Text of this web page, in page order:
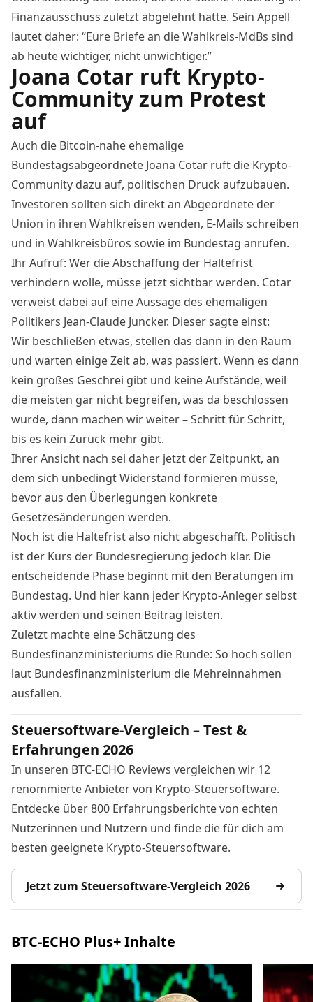
Finanzausschuss zuletzt abgelehnt hatte. Sein Appell
lautet daher: “Eure Briefe an die Wahlkreis-MdBs sind
ab heute wichtiger, nicht unwichtiger.”
Joana Cotar ruft Krypto-
Community zum Protest
auf
Auch die Bitcoin-nahe ehemalige
Bundestagsabgeordnete Joana Cotar ruft die Krypto-
Community dazu auf, politischen Druck aufzubauen.
Investoren sollten sich direkt an Abgeordnete der
Union in ihren Wahlkreisen wenden, E-Mails schreiben
und in Wahlkreisbüros sowie im Bundestag anrufen.
Ihr Aufruf: Wer die Abschaffung der Haltefrist
verhindern wolle, müsse jetzt sichtbar werden. Cotar
verweist dabei auf eine Aussage des ehemaligen
Politikers Jean-Claude Juncker. Dieser sagte einst:
Wir beschließen etwas, stellen das dann in den Raum
und warten einige Zeit ab, was passiert. Wenn es dann
kein großes Geschrei gibt und keine Aufstände, weil
die meisten gar nicht begreifen, was da beschlossen
wurde, dann machen wir weiter – Schritt für Schritt,
bis es kein Zurück mehr gibt.
Ihrer Ansicht nach sei daher jetzt der Zeitpunkt, an
dem sich unbedingt Widerstand formieren müsse,
bevor aus den Überlegungen konkrete
Gesetzesänderungen werden.
Noch ist die Haltefrist also nicht abgeschafft. Politisch
ist der Kurs der Bundesregierung jedoch klar. Die
entscheidende Phase beginnt mit den Beratungen im
Bundestag. Und hier kann jeder Krypto-Anleger selbst
aktiv werden und seinen Beitrag leisten.
Zuletzt machte eine Schätzung des
Bundesfinanzministeriums die Runde: So hoch sollen
laut Bundesfinanzministerium die Mehreinnahmen
ausfallen.
Steuersoftware-Vergleich – Test &
Erfahrungen 2026
In unseren BTC-ECHO Reviews vergleichen wir 12
renommierte Anbieter von Krypto-Steuersoftware.
Entdecke über 800 Erfahrungsberichte von echten
Nutzerinnen und Nutzern und finde die für dich am
besten geeignete Krypto-Steuersoftware.
Jetzt zum Steuersoftware-Vergleich 2026
BTC-ECHO Plus+ Inhalte